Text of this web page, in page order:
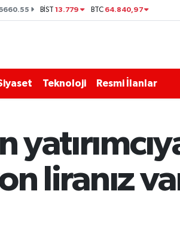
BİST13.779 BTC 64.840,97
Teknoloji Resmi İlanlar
liranız